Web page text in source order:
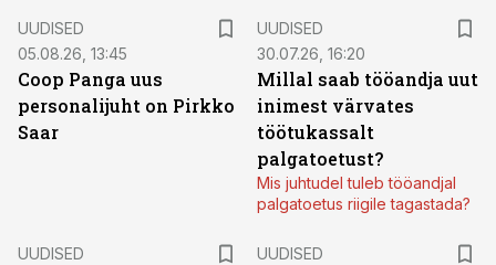
UUDISED
05.08.26, 13:45
Coop Panga uus
personalijuht on Pirkko
Saar
UUDISED
30.07.26, 16:20
Millal saab tööandja uut
inimest värvates
töötukassalt
palgatoetust?
Mis juhtudel tuleb tööandjal
palgatoetus riigile tagastada?
UUDISED
UUDISED